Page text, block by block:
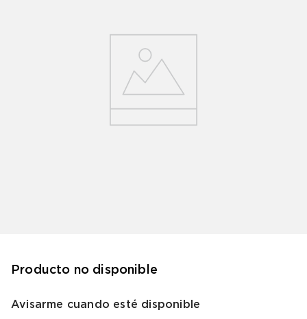
Producto no disponible
Avisarme cuando esté disponible